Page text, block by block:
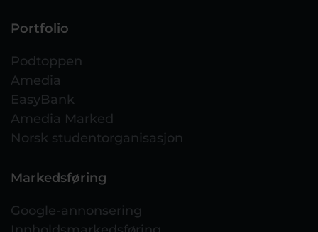
Portfolio
Podtoppen
Amedia
EasyBank
Amedia Marked
Norsk studentorganisasjon
Markedsføring
Google-annonsering